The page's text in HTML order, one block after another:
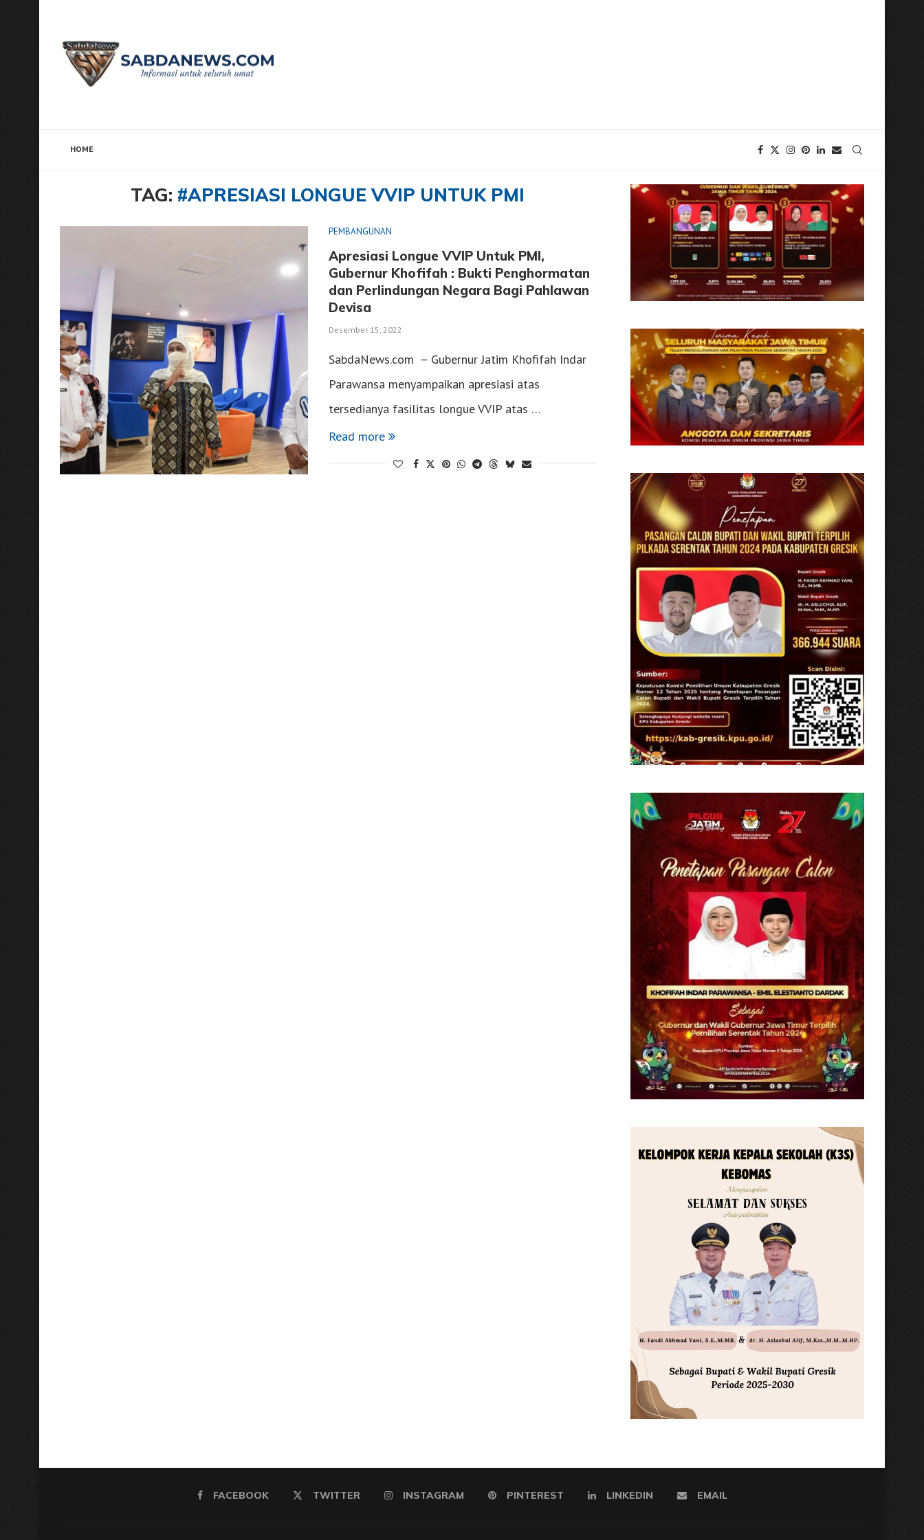
HOME
TAG: #APRESIASI LONGUE VVIP UNTUK PMI
PEMBANGUNAN
Apresiasi Longue VVIP Untuk PMI,
Gubernur Khofifah : Bukti Penghormatan
dan Perlindungan Negara Bagi Pahlawan
Devisa
Desember 15, 2022
SabdaNews.com – Gubernur Jatim Khofifah Indar
Parawansa menyampaikan apresiasi atas
tersedianya fasilitas longue VVIP atas …
Read more
FACEBOOK TWITTER INSTAGRAM PINTEREST LINKEDIN EMAIL